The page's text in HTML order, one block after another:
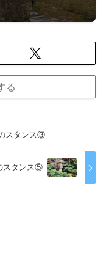
る
スタンス③
スタンス⑤